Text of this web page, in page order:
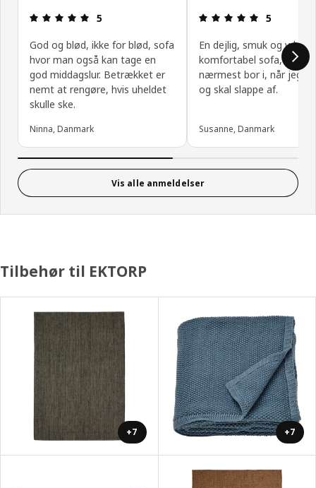
Anmeldelse: 5 Ud af 5 Stjerner.
5
God og blød, ikke for blød, sofa
hvor man også kan tage en
god middagslur. Betrækket er
nemt at rengøre, hvis uheldet
skulle ske.
Ninna, Danmark
5
En dejlig, smuk og yderst
komfortabel sofa, som
nærmest bor i, når jeg
og skal slappe af.
Susanne, Danmark
Vis alle anmeldelser
Tilbehør til EKTORP
+7 +7